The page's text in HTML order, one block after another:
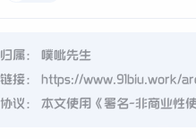
属：
噗呲先生
接：
https://www.91biu.work/
议：
本文使用《署名-非商业性